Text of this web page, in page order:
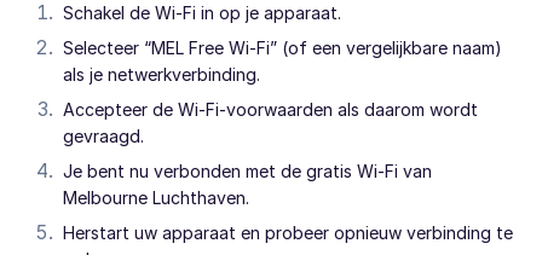
Schakel de Wi-Fi in op je apparaat.
Selecteer “MEL Free Wi-Fi” (of een vergelijkbare naam)
als je netwerkverbinding.
Accepteer de Wi-Fi-voorwaarden als daarom wordt
gevraagd.
Je bent nu verbonden met de gratis Wi-Fi van
Melbourne Luchthaven.
Herstart uw apparaat en probeer opnieuw verbinding te